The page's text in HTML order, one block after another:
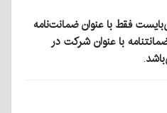
فقط با عنوان ضمانت‌نامه
با عنوان شرکت در
.